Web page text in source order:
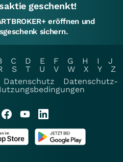
geschenkt!
eröffnen und
sichern.
C D E F G H I
J
S T U V W X Y
Z
Datenschutz
Datenschutz-